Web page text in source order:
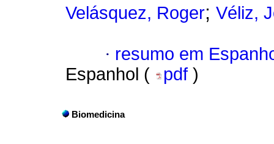
Velásquez, Roger; Véliz,
· resumo em
Espanhol (
pdf )
Biomedicina